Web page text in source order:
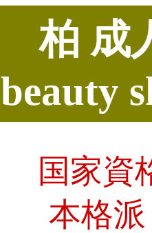
柏 成
beauty
国家資
本格